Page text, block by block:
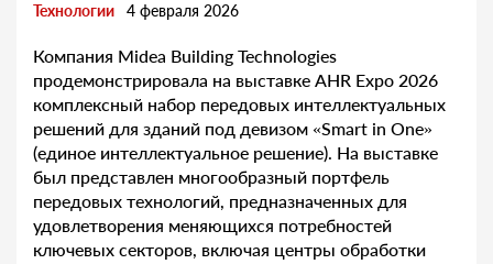
Технологии 4 февраля 2026
Компания Midea Building Technologies
продемонстрировала на выставке AHR Expo 2026
комплексный набор передовых интеллектуальных
решений для зданий под девизом «Smart in One»
(единое интеллектуальное решение). На выставке
был представлен многообразный портфель
передовых технологий, предназначенных для
удовлетворения меняющихся потребностей
ключевых секторов, включая центры обработки